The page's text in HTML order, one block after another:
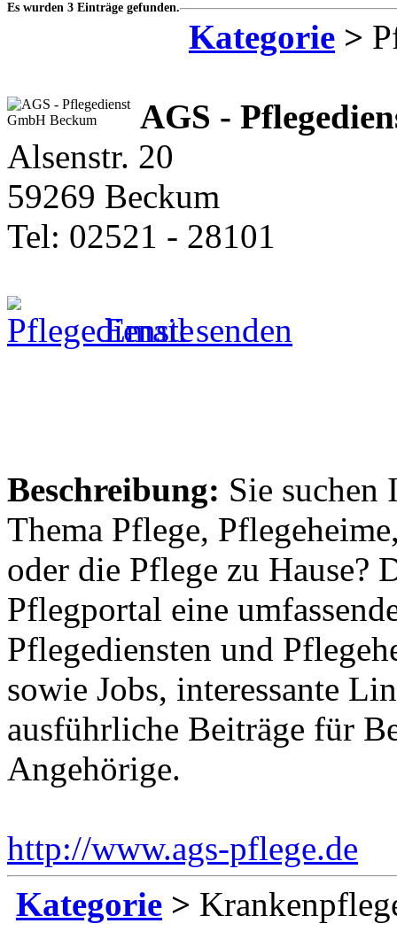
Es wurden 3 Einträge gefunden.
Kategorie >
AGS -
Alsenstr. 20
59269 Beckum
Tel: 02521 - 28101
Email senden
Beschreibung: Sie suchen
Thema Pflege,
oder die Pflege zu Hause?
Pflegportal eine
Pflegediensten und
sowie Jobs, interessante
ausführliche Beiträge für
Angehörige.
http://www.ags-pflege.de
Kategorie >